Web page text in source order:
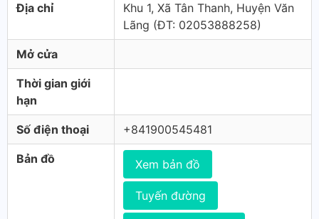
Địa chỉ
Khu 1, Xã Tân Thanh, Huyện Văn
Lãng (ÐT: 02053888258)
Mở cửa
Thời gian giới
hạn
Số điện thoại +841900545481
Bản đồ Xem bản đồ
Tuyến đường